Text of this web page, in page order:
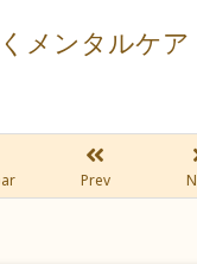
メンタルケア
Prev